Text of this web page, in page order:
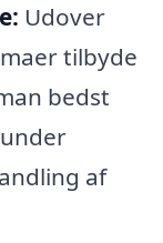
Udover
tilbyde
bedst
af